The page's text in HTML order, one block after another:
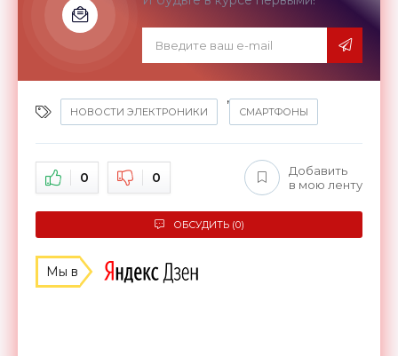
НОВОСТИ ЭЛЕКТРОНИКИ
,
СМАРТФОНЫ
0 0
Добавить
в мою ленту
ОБСУДИТЬ (0)
Мы в